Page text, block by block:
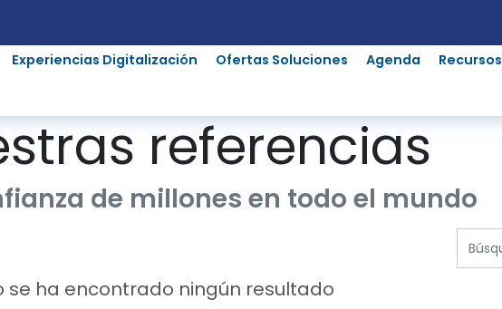
Experiencias Digitalización Ofertas Soluciones Agenda Recursos
referencias
de millones en todo el mundo
se ha encontrado ningún resultado